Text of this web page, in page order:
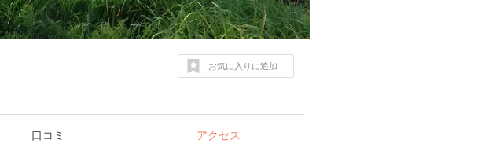
お気に入りに追加
口コミ アクセス